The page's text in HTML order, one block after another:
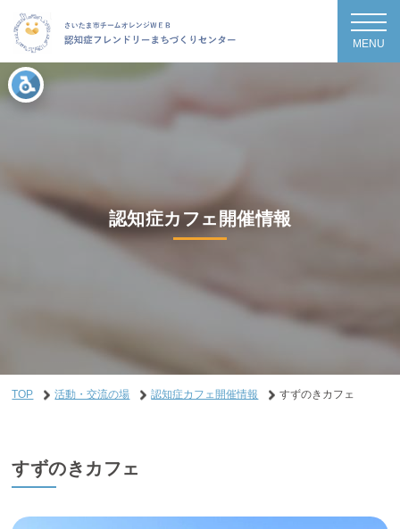
MENU
認知症カフェ開催情報
TOP 活動・交流の場 認知症カフェ開催情報 すずのきカフェ
すずのきカフェ